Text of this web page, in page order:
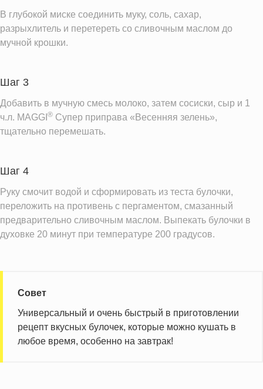
В глубокой миске соединить муку, соль, сахар,
разрыхлитель и перетереть со сливочным маслом до
мучной крошки.
Шаг 3
Добавить в мучную смесь молоко, затем сосиски, сыр и 1
ч.л. MAGGI ® Супер приправа «Весенняя зелень»,
тщательно перемешать.
Шаг 4
Руку смочит водой и сформировать из теста булочки,
переложить на противень с пергаментом, смазанный
предварительно сливочным маслом. Выпекать булочки в
духовке 20 минут при температуре 200 градусов.
Совет
Универсальный и очень быстрый в приготовлении
рецепт вкусных булочек, которые можно кушать в
любое время, особенно на завтрак!